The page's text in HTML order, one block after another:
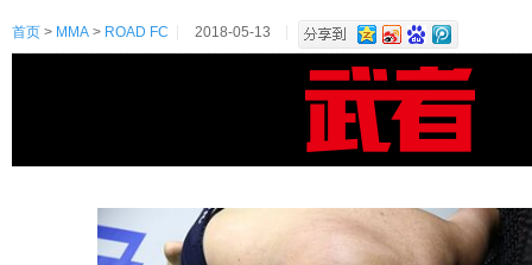
首页 > MMA > ROAD FC 2018-05-13